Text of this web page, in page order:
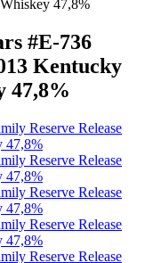
#E-736
Kentucky
47,8%